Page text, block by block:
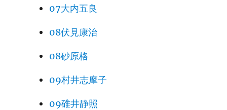
07大内五良
08伏見康治
08砂原格
09村井志摩子
09碓井静照